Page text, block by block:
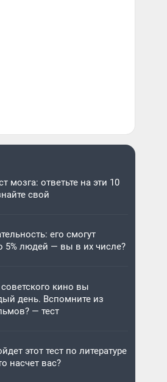
мозга: ответьте на эти 10
свой
его смогут
5% людей — вы в их числе?
кино вы
день. Вспомните из
— тест
этот тест по литературе
насчет вас?